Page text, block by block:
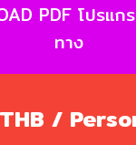
PDF โปรแก
ทาง
/